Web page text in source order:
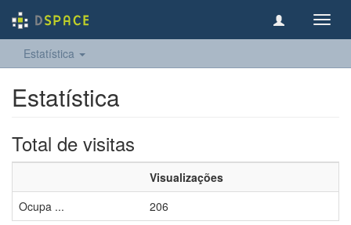
Estatística
Estatística
Total de visitas
Visualizações
Ocupa ...
206